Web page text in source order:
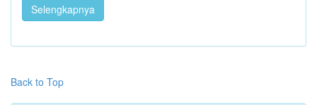
Selengkapnya
Back to Top